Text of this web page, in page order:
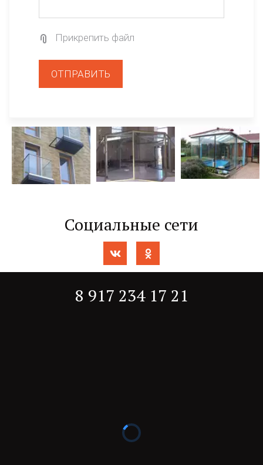
Прикрепить файл
ОТПРАВИТЬ
Социальные сети
8 917 234 17 21